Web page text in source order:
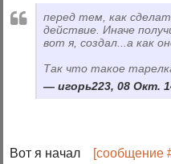
перед тем, как
действие. Иначе
вот я, создал...а как
Так что такое
игорь223, 08 Окт.
Вот я начал [сообщение